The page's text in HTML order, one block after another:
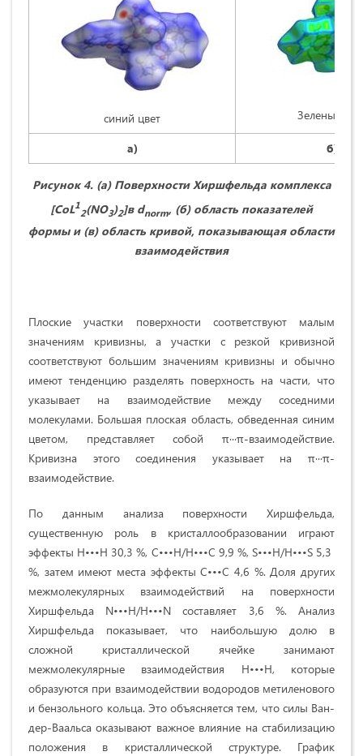
синий цвет Зеленый
а) б)
Рисунок 4. (а) Поверхности Хиршфельда комплекса
[CoL1
2(NO3)2]в dnorm, (б) область показателей
формы и (в) область кривой, показывающая области
взаимодействия
Плоские участки поверхности соответствуют малым
значениям кривизны, а участки с резкой кривизной
соответствуют большим значениям кривизны и обычно
имеют тенденцию разделять поверхность на части, что
указывает на взаимодействие между соседними
молекулами. Большая плоская область, обведенная синим
цветом, представляет собой π∙∙∙π-взаимодействие.
Кривизна этого соединения указывает на π∙∙∙π-
взаимодействие.
По данным анализа поверхности Хиршфельда,
существенную роль в кристаллообразовании играют
эффекты H•••H 30,3 %, C•••Н/Н•••С 9,9 %, S•••Н/Н•••S 5,3
%, затем имеют места эффекты C•••C 4,6 %. Доля других
межмолекулярных взаимодействий на поверхности
Хиршфельда N•••H/H•••N составляет 3,6 %. Анализ
Хиршфельда показывает, что наибольшую долю в
сложной кристаллической ячейке занимают
межмолекулярные взаимодействия H•••H, которые
образуются при взаимодействии водородов метиленового
и бензольного кольца. Это объясняется тем, что силы Ван-
дер-Ваальса оказывают важное влияние на стабилизацию
положения в кристаллической структуре. График